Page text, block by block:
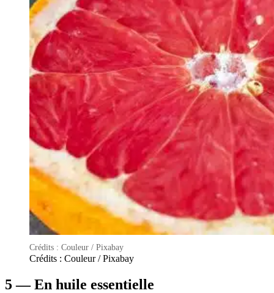
Crédits : Couleur / Pixabay
Crédits : Couleur / Pixabay
5 — En huile essentielle